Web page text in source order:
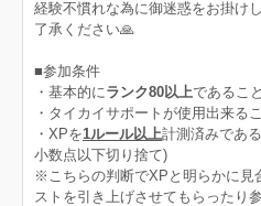
経験不慣れな為に御迷惑をお掛け
了承ください🙏
■参加条件
・基本的に ランク80以上であること
・タイカイサポートが使用出来る
・XPを1ルール以上計測済みであ
小数点以下切り捨て)
※こちらの判断でXPと明らかに見
ストを引き上げさせてもらったり